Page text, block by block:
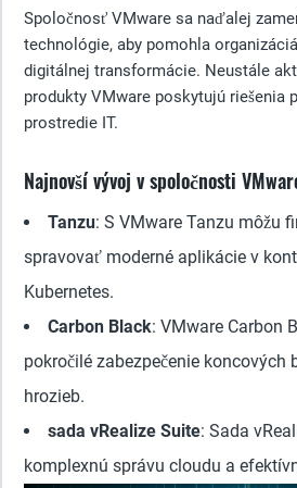
Spoločnosť VMware sa naďalej
technológie, aby pomohla
digitálnej transformácie. Neustále
produkty VMware poskytujú riešenia
prostredie IT.
Najnovší vývoj v spoločnosti
Tanzu: S VMware Tanzu môžu
spravovať moderné aplikácie v
Kubernetes.
Carbon Black: VMware Carbon
pokročilé zabezpečenie koncových
hrozieb.
sada vRealize Suite: Sada
komplexnú správu cloudu a